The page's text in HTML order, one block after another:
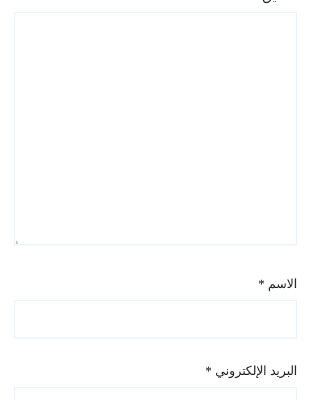
الاسم*
البريد الإلكتروني*